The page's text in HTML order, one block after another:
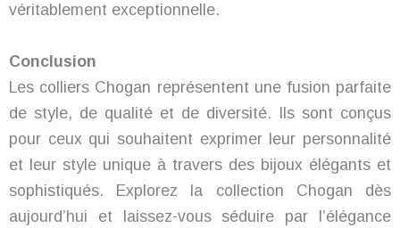
véritablement exceptionnelle.
Conclusion
Les colliers Chogan représentent une fusion parfaite
de style, de qualité et de diversité. Ils sont conçus
pour ceux qui souhaitent exprimer leur personnalité
et leur style unique à travers des bijoux élégants et
sophistiqués. Explorez la collection Chogan dès
aujourd’hui et laissez-vous séduire par l’élégance